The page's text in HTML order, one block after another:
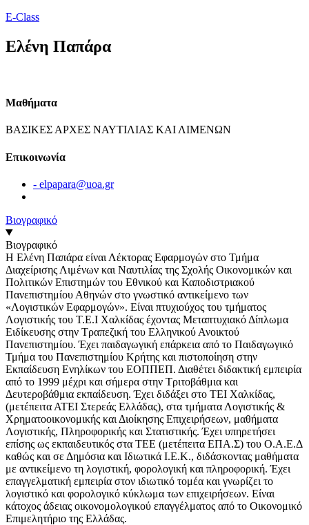
E-Class
Ελένη Παπάρα
Μαθήματα
ΒΑΣΙΚΕΣ ΑΡΧΕΣ ΝΑΥΤΙΛΙΑΣ ΚΑΙ ΛΙΜΕΝΩΝ
Επικοινωνία
- elpapara@uoa.gr
Βιογραφικό
Βιογραφικό
Η Ελένη Παπάρα είναι Λέκτορας Εφαρμογών στο Τμήμα
Διαχείρισης Λιμένων και Ναυτιλίας της Σχολής Οικονομικών και
Πολιτικών Επιστημών του Εθνικού και Καποδιστριακού
Πανεπιστημίου Αθηνών στο γνωστικό αντικείμενο των
«Λογιστικών Εφαρμογών». Είναι πτυχιούχος του τμήματος
Λογιστικής του Τ.Ε.Ι Χαλκίδας έχοντας Μεταπτυχιακό Δίπλωμα
Ειδίκευσης στην Τραπεζική του Ελληνικού Ανοικτού
Πανεπιστημίου. Έχει παιδαγωγική επάρκεια από το Παιδαγωγικό
Τμήμα του Πανεπιστημίου Κρήτης και πιστοποίηση στην
Εκπαίδευση Ενηλίκων του ΕΟΠΠΕΠ. Διαθέτει διδακτική εμπειρία
από το 1999 μέχρι και σήμερα στην Τριτοβάθμια και
Δευτεροβάθμια εκπαίδευση. Έχει διδάξει στο ΤΕΙ Χαλκίδας,
(μετέπειτα ΑΤΕΙ Στερεάς Ελλάδας), στα τμήματα Λογιστικής &
Χρηματοοικονομικής και Διοίκησης Επιχειρήσεων, μαθήματα
Λογιστικής, Πληροφορικής και Στατιστικής. Έχει υπηρετήσει
επίσης ως εκπαιδευτικός στα ΤΕΕ (μετέπειτα ΕΠΑ.Σ) του Ο.Α.Ε.Δ
καθώς και σε Δημόσια και Ιδιωτικά Ι.Ε.Κ., διδάσκοντας μαθήματα
με αντικείμενο τη λογιστική, φορολογική και πληροφορική. Έχει
επαγγελματική εμπειρία στον ιδιωτικό τομέα και γνωρίζει το
λογιστικό και φορολογικό κύκλωμα των επιχειρήσεων. Είναι
κάτοχος άδειας οικονομολογικού επαγγέλματος από το Οικονομικό
Επιμελητήριο της Ελλάδας.